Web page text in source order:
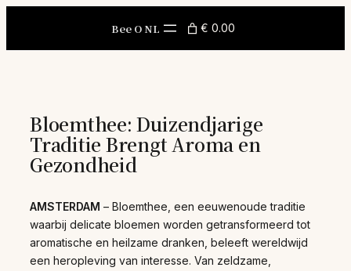
Bee O NL € 0.00
Bloemthee: Duizendjarige
Traditie Brengt Aroma en
Gezondheid
AMSTERDAM – Bloemthee, een eeuwenoude traditie
waarbij delicate bloemen worden getransformeerd tot
aromatische en heilzame dranken, beleeft wereldwijd
een heropleving van interesse. Van zeldzame,